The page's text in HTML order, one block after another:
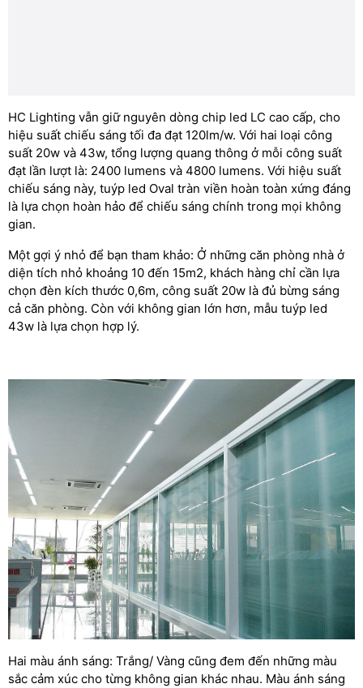
HC Lighting vẫn giữ nguyên dòng chip led LC cao cấp, cho
hiệu suất chiếu sáng tối đa đạt 120lm/w. Với hai loại công
suất 20w và 43w, tổng lượng quang thông ở mỗi công suất
đạt lần lượt là: 2400 lumens và 4800 lumens. Với hiệu suất
chiếu sáng này, tuýp led Oval tràn viền hoàn toàn xứng đáng
là lựa chọn hoàn hảo để chiếu sáng chính trong mọi không
gian.
Một gợi ý nhỏ để bạn tham khảo: Ở những căn phòng nhà ở
diện tích nhỏ khoảng 10 đến 15m2, khách hàng chỉ cần lựa
chọn đèn kích thước 0,6m, công suất 20w là đủ bừng sáng
cả căn phòng. Còn với không gian lớn hơn, mẫu tuýp led
43w là lựa chọn hợp lý.
Hai màu ánh sáng: Trắng/ Vàng cũng đem đến những màu
sắc cảm xúc cho từng không gian khác nhau. Màu ánh sáng